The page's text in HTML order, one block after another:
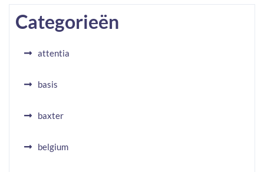
Categorieën
attentia
basis
baxter
belgium